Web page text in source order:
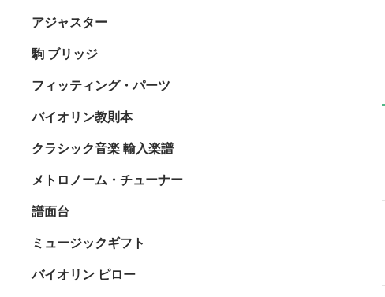
アジャスター
駒 ブリッジ
フィッティング・パーツ
バイオリン教則本
クラシック音楽 輸入楽譜
メトロノーム・チューナー
譜面台
ミュージックギフト
バイオリン ピロー